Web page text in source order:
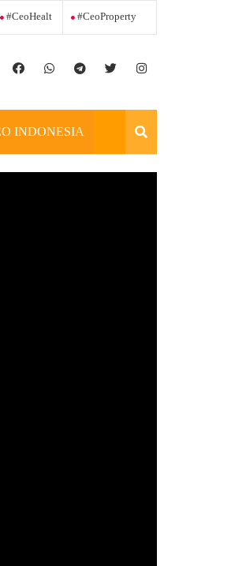
#ceoHealt #ceoProperty
INDONESIA
OFFICIAL